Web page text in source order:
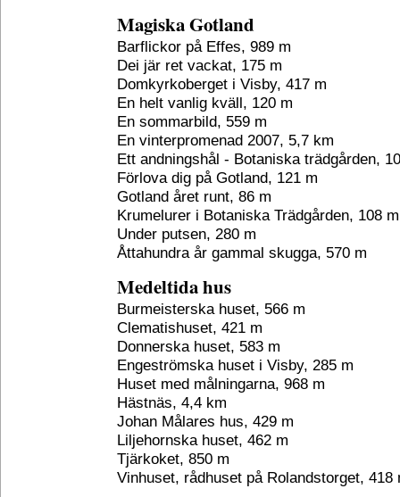
Magiska Gotland
Barflickor på Effes, 989 m
Dei jär ret vackat, 175 m
Domkyrkoberget i Visby, 417 m
En helt vanlig kväll, 120 m
En sommarbild, 559 m
En vinterpromenad 2007, 5,7 km
Ett andningshål - Botaniska trädgården,
Förlova dig på Gotland, 121 m
Gotland året runt, 86 m
Krumelurer i Botaniska Trädgården, 108 m
Under putsen, 280 m
Åttahundra år gammal skugga, 570 m
Medeltida hus
Burmeisterska huset, 566 m
Clematishuset, 421 m
Donnerska huset, 583 m
Engeströmska huset i Visby, 285 m
Huset med målningarna, 968 m
Hästnäs, 4,4 km
Johan Målares hus, 429 m
Liljehornska huset, 462 m
Tjärkoket, 850 m
Vinhuset, rådhuset på Rolandstorget, 418